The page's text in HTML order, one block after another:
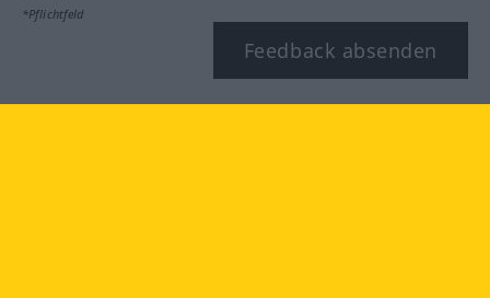
*Pflichtfeld
Feedback absenden